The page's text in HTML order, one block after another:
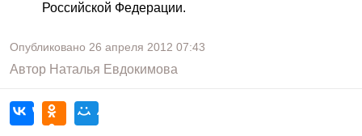
Российской Федерации.
Опубликовано 26 апреля 2012 07:43
Автор Наталья Евдокимова